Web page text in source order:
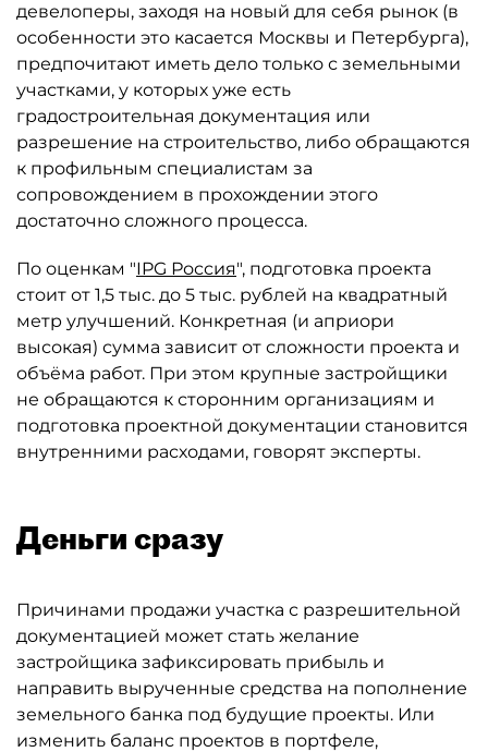
девелоперы, заходя на новый для себя рынок (в
особенности это касается Москвы и Петербурга),
предпочитают иметь дело только с земельными
участками, у которых уже есть
градостроительная документация или
разрешение на строительство, либо обращаются
к профильным специалистам за
сопровождением в прохождении этого
достаточно сложного процесса.
По оценкам "IPG Россия", подготовка проекта
стоит от 1,5 тыс. до 5 тыс. рублей на квадратный
метр улучшений. Конкретная (и априори
высокая) сумма зависит от сложности проекта и
объёма работ. При этом крупные застройщики
не обращаются к сторонним организациям и
подготовка проектной документации становится
внутренними расходами, говорят эксперты.
Деньги сразу
Причинами продажи участка с разрешительной
документацией может стать желание
застройщика зафиксировать прибыль и
направить вырученные средства на пополнение
земельного банка под будущие проекты. Или
изменить баланс проектов в портфеле,